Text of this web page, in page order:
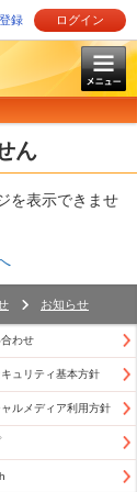
録 ログイン
ん
を表示できませ
お知らせ
わせ
ュリティ基本方針
ルメディア利用方針